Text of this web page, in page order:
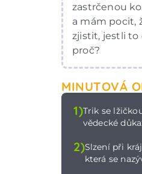
zastrčenou
a mám pocit,
zjistit, jestli to
proč?
MINUTOVÁ
1)Trik se
vědecké
2)Slzení při
která se